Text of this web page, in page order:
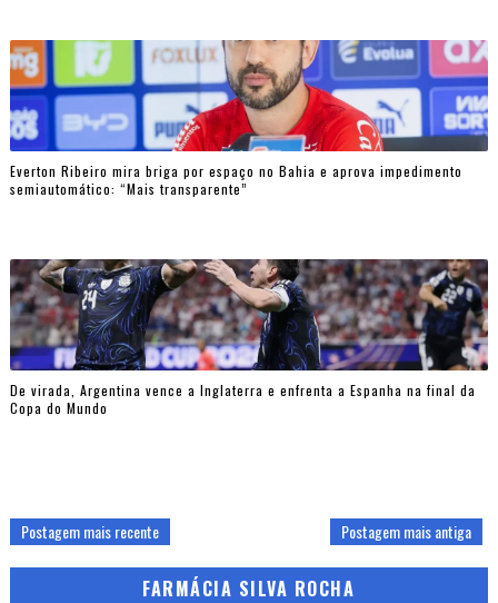
Everton Ribeiro mira briga por espaço no Bahia e aprova impedimento
semiautomático: “Mais transparente”
De virada, Argentina vence a Inglaterra e enfrenta a Espanha na final da
Copa do Mundo
Postagem mais recente Postagem mais antiga
FARMÁCIA SILVA ROCHA